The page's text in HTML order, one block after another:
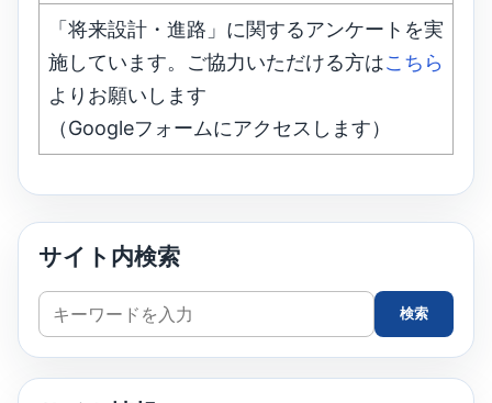
「将来設計・進路」に関するアンケートを実
施しています。ご協力いただける方はこちら
よりお願いします
（Googleフォームにアクセスします）
サイト内検索
サ
イ
ト
検索